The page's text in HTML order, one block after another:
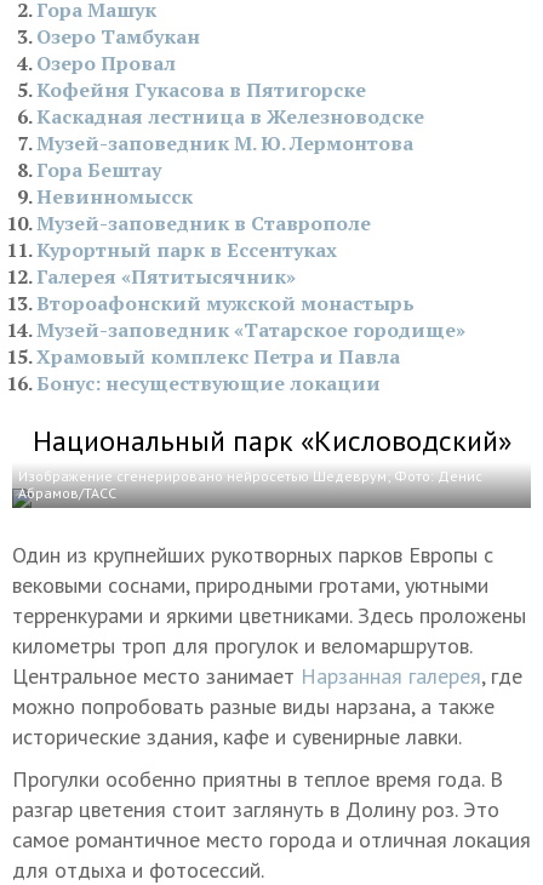
Гора Машук
Озеро Тамбукан
Озеро Провал
Кофейня Гукасова в Пятигорске
Каскадная лестница в Железноводске
Музей-заповедник М. Ю. Лермонтова
Гора Бештау
Невинномысск
Музей-заповедник в Ставрополе
Курортный парк в Ессентуках
Галерея «Пятитысячник»
Второафонский мужской монастырь
Музей-заповедник «Татарское городище»
Храмовый комплекс Петра и Павла
Бонус: несуществующие локации
Национальный парк «Кисловодский»
Изображение сгенерировано нейросетью Шедеврум; Фото: Денис
Абрамов/ТАСС
Один из крупнейших рукотворных парков Европы с
вековыми соснами, природными гротами, уютными
терренкурами и яркими цветниками. Здесь проложены
километры троп для прогулок и веломаршрутов.
Центральное место занимает Нарзанная галерея, где
можно попробовать разные виды нарзана, а также
исторические здания, кафе и сувенирные лавки.
Прогулки особенно приятны в теплое время года. В
разгар цветения стоит заглянуть в Долину роз. Это
самое романтичное место города и отличная локация
для отдыха и фотосессий.